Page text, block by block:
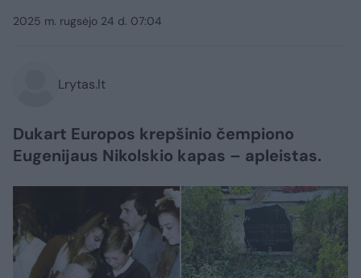
2025 m. rugsėjo 24 d. 07:04
Lrytas.lt
Dukart Europos krepšinio čempiono
Eugenijaus Nikolskio kapas – apleistas.